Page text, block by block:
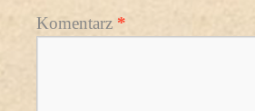
Komentarz *